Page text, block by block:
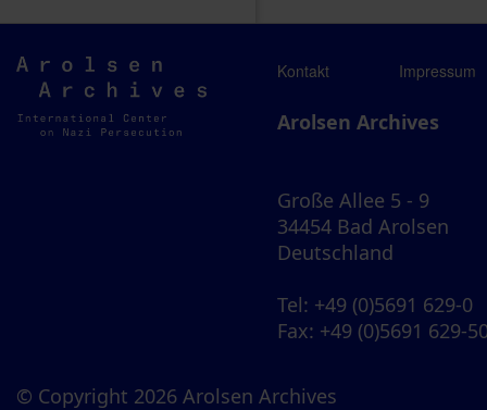
Arolsen
Archives
Kontakt Impressum
Arolsen Archives
Große Allee 5 - 9
34454 Bad Arolsen
Deutschland
Tel: +49 (0)5691 629-0
Fax: +49 (0)5691 629-
© Copyright 2026 Arolsen Archives